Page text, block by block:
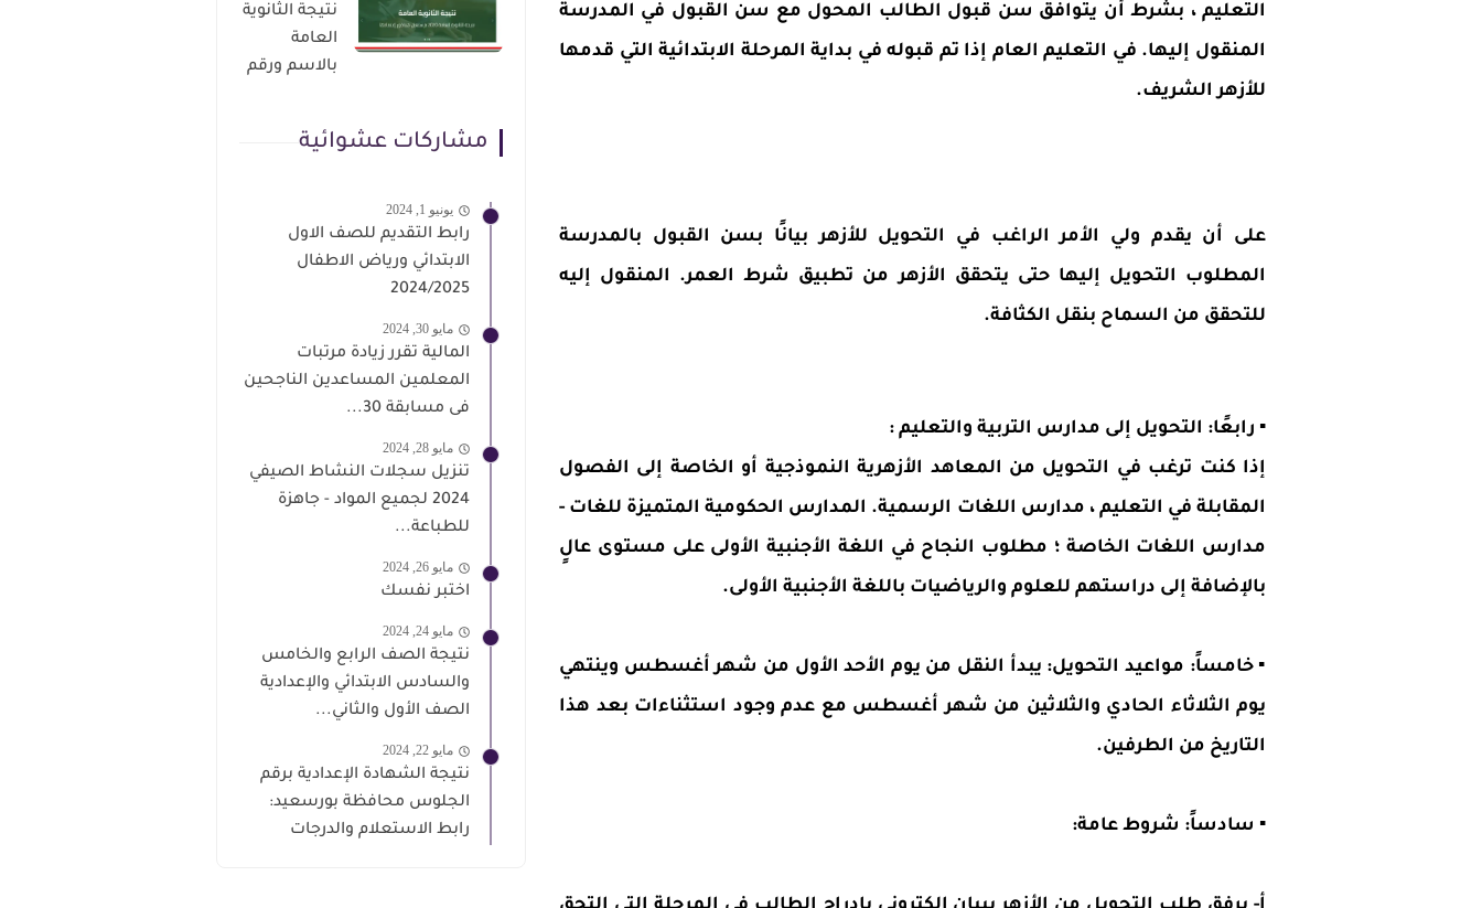
التعليم ، بشرط أن يتوافق سن قبول الطالب المحول مع سن القبول في المدرسة
المنقول إليها. في التعليم العام إذا تم قبوله في بداية المرحلة الابتدائية التي قدمها
للأزهر الشريف.
على أن يقدم ولي الأمر الراغب في التحويل للأزهر بيانًا بسن القبول بالمدرسة
المطلوب التحويل إليها حتى يتحقق الأزهر من تطبيق شرط العمر. المنقول إليه
للتحقق من السماح بنقل الكثافة.
▪️ رابعًا: التحويل إلى مدارس التربية والتعليم :
إذا كنت ترغب في التحويل من المعاهد الأزهرية النموذجية أو الخاصة إلى الفصول
المقابلة في التعليم ، مدارس اللغات الرسمية. المدارس الحكومية المتميزة للغات -
مدارس اللغات الخاصة ؛ مطلوب النجاح في اللغة الأجنبية الأولى على مستوى عالٍ
بالإضافة إلى دراستهم للعلوم والرياضيات باللغة الأجنبية الأولى.
▪️ خامساً: مواعيد التحويل: يبدأ النقل من يوم الأحد الأول من شهر أغسطس وينتهي
يوم الثلاثاء الحادي والثلاثين من شهر أغسطس مع عدم وجود استثناءات بعد هذا
التاريخ من الطرفين.
▪️ سادساً: شروط عامة:
نتيجة الثانوية
العامة
بالاسم ورقم
مشاركات عشوائية
يونيو 1, 2024
رابط التقديم للصف الاول
الابتدائي ورياض الاطفال
2024/2025
مايو 30, 2024
المالية تقرر زيادة مرتبات
المعلمين المساعدين الناجحين
فى مسابقة 30...
مايو 28, 2024
تنزيل سجلات النشاط الصيفي
2024 لجميع المواد - جاهزة
للطباعة...
مايو 26, 2024
اختبر نفسك
مايو 24, 2024
نتيجة الصف الرابع والخامس
والسادس الابتدائي والإعدادية
الصف الأول والثاني...
مايو 22, 2024
نتيجة الشهادة الإعدادية برقم
الجلوس محافظة بورسعيد:
رابط الاستعلام والدرجات